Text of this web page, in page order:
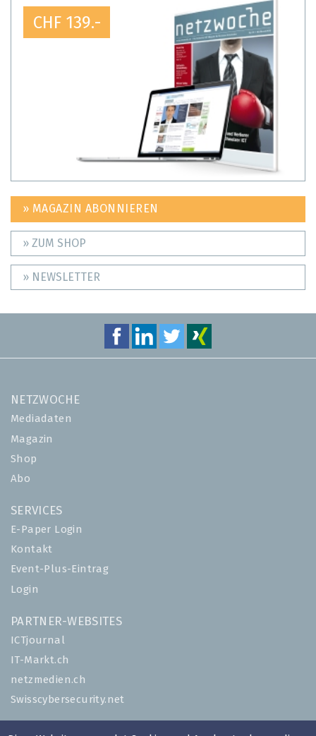
CHF 139.-
» MAGAZIN ABONNIEREN
» ZUM SHOP
» NEWSLETTER
NETZWOCHE
Mediadaten
Magazin
Shop
Abo
SERVICES
E-Paper Login
Kontakt
Event-Plus-Eintrag
Login
PARTNER-WEBSITES
ICTjournal
IT-Markt.ch
netzmedien.ch
Swisscybersecurity.net
© NETZMEDIEN AG 2026